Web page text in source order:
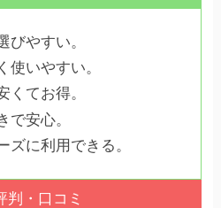
びやすい。
使いやすい。
くてお得。
で安心。
ズに利用できる。
判・口コミ